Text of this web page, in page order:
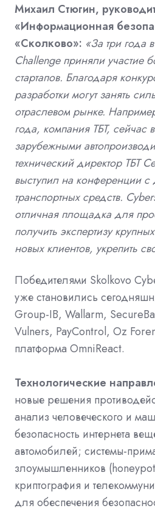
Михаил Стюгин,
«Информационная
«Сколково»: «За три года
Challenge приняли участие
стартапов. Благодаря
разработки могут занять
отраслевом рынке.
года, компания ТБТ, сейчас
зарубежными
технический директор ТБТ
выступил на конференции
транспортных средств.
отличная площадка для
получить экспертизу
новых клиентов, укрепить
Победителями Skolkovo
уже становились
Group-IB, Wallarm,
Vulners, PayControl, Oz
платформа OmniReact.
Технологические
новые решения
анализ человеческого и
безопасность интернета
автомобилей; системы-
злоумышленников
криптография и
для обеспечения